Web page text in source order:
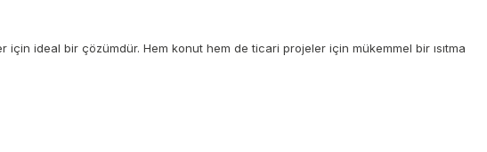
için ideal bir çözümdür. Hem konut hem de ticari projeler için mükemmel bir ısıtma